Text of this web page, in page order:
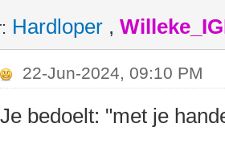
Hardloper ,
22-Jun-2024, 09:10 PM
Je bedoelt: "met je